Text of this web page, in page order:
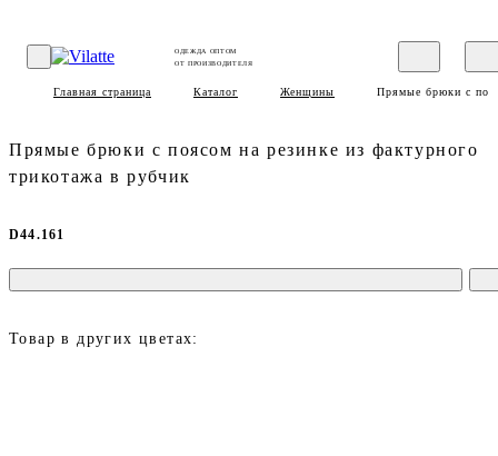
ОДЕЖДА ОПТОМ
ОТ ПРОИЗВОДИТЕЛЯ
Главная страница Каталог Женщины Прямые брюки с
Прямые брюки с поясом на резинке из фактурного
трикотажа в рубчик
D44.161
Товар в других цветах: